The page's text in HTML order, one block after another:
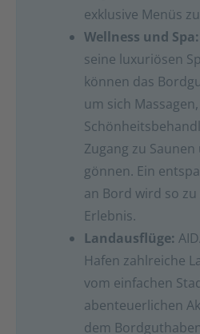
exklusive Menüs
Wellness und Spa:
seine luxuriösen
können das
um sich Massagen,
Zugang zu
gönnen. Ein
an Bord wird so
Erlebnis.
Landausflüge:
Hafen zahlreiche
vom einfachen
abenteuerlichen
dem